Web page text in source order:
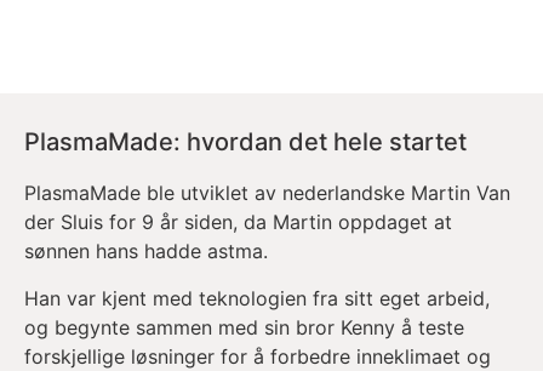
PlasmaMade: hvordan det hele startet
PlasmaMade ble utviklet av nederlandske Martin Van
der Sluis for 9 år siden, da Martin oppdaget at
sønnen hans hadde astma.
Han var kjent med teknologien fra sitt eget arbeid,
og begynte sammen med sin bror Kenny å teste
forskjellige løsninger for å forbedre inneklimaet og